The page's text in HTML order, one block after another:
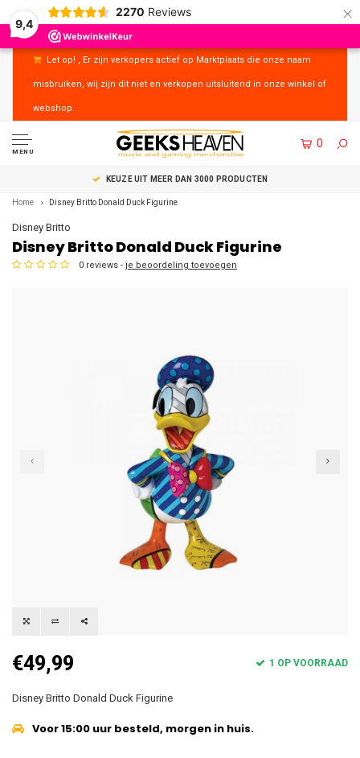
9,4
2270 Reviews ×
Let op! , Er zijn verkopers actief op Marktplaats die onze naam
misbruiken, wij zijn dit niet en verkopen uitsluitend in onze winkel of
webshop.
MENU
0
UITSTEKENDE KLANTENSERVICE
Home Disney Britto Donald Duck Figurine
Disney Britto
Disney Britto Donald Duck Figurine
0 reviews - je beoordeling toevoegen
€49,99 1 OP VOORRAAD
Disney Britto Donald Duck Figurine
Voor 15:00 uur besteld, morgen in huis.